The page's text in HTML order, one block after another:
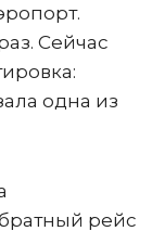
Сейчас
одна из
рейс